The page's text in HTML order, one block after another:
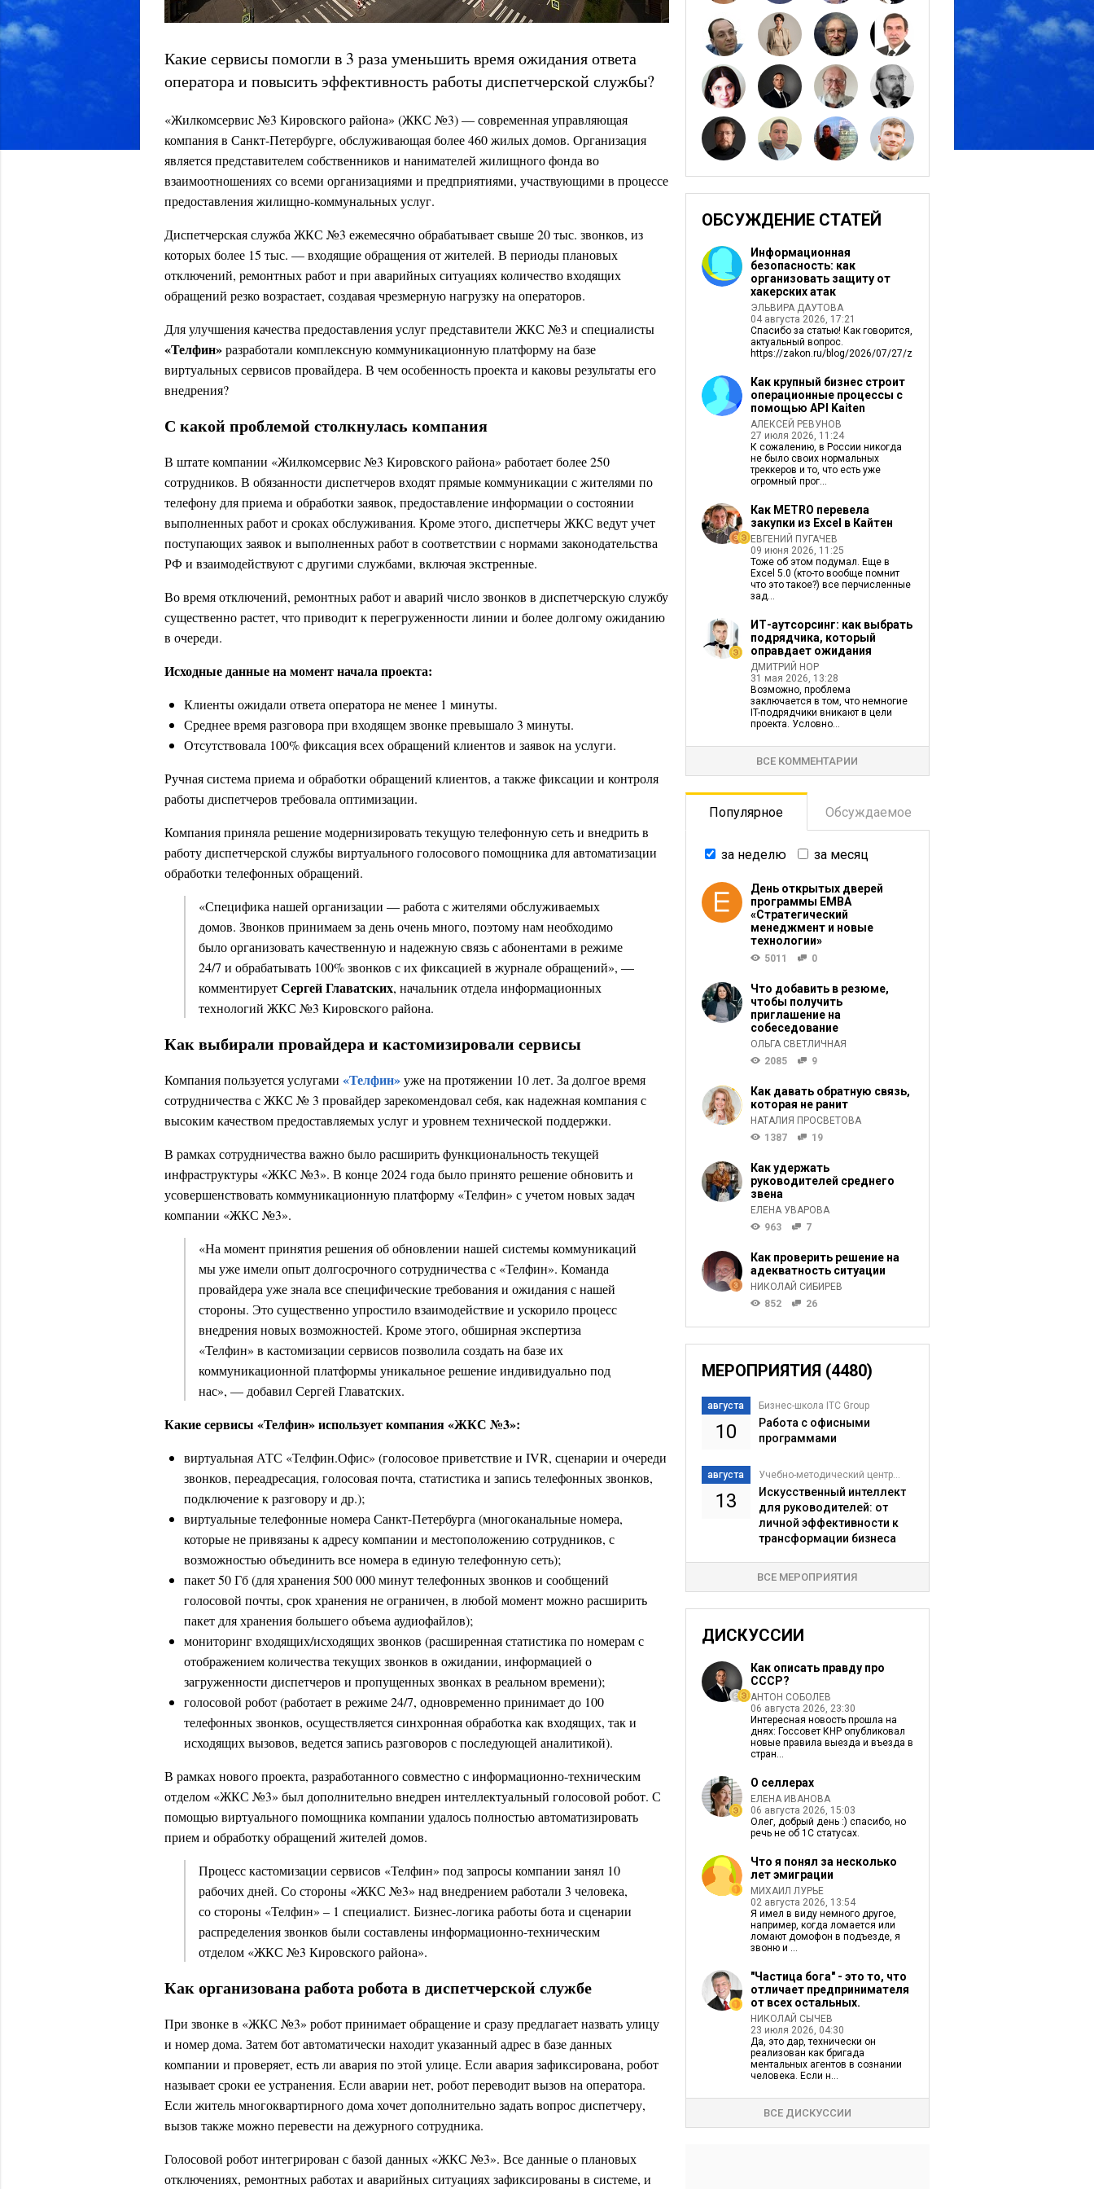
Какие сервисы помогли в 3 раза уменьшить время ожидания ответа
оператора и повысить эффективность работы диспетчерской службы?
«Жилкомсервис №3 Кировского района» (ЖКС №3) — современная управляющая
компания в Санкт-Петербурге, обслуживающая более 460 жилых домов. Организация
является представителем собственников и нанимателей жилищного фонда во
взаимоотношениях со всеми организациями и предприятиями, участвующими в процессе
предоставления жилищно-коммунальных услуг.
Диспетчерская служба ЖКС №3 ежемесячно обрабатывает свыше 20 тыс. звонков, из
которых более 15 тыс. — входящие обращения от жителей. В периоды плановых
отключений, ремонтных работ и при аварийных ситуациях количество входящих
обращений резко возрастает, создавая чрезмерную нагрузку на операторов.
Для улучшения качества предоставления услуг представители ЖКС №3 и специалисты
«Телфин»разработали комплексную коммуникационную платформу на базе
виртуальных сервисов провайдера. В чем особенность проекта и каковы результаты его
внедрения?
С какой проблемой столкнулась компания
В штате компании «Жилкомсервис №3 Кировского района» работает более 250
сотрудников. В обязанности диспетчеров входят прямые коммуникации с жителями по
телефону для приема и обработки заявок, предоставление информации о состоянии
выполненных работ и сроках обслуживания. Кроме этого, диспетчеры ЖКС ведут учет
поступающих заявок и выполненных работ в соответствии с нормами законодательства
РФ и взаимодействуют с другими службами, включая экстренные.
Во время отключений, ремонтных работ и аварий число звонков в диспетчерскую службу
существенно растет, что приводит к перегруженности линии и более долгому ожиданию
в очереди.
Исходные данные на момент начала проекта:
Клиенты ожидали ответа оператора не менее 1 минуты.
Среднее время разговора при входящем звонке превышало 3 минуты.
Отсутствовала 100% фиксация всех обращений клиентов и заявок на услуги.
Ручная система приема и обработки обращений клиентов, а также фиксации и контроля
работы диспетчеров требовала оптимизации.
Компания приняла решение модернизировать текущую телефонную сеть и внедрить в
работу диспетчерской службы виртуального голосового помощника для автоматизации
обработки телефонных обращений.
«Специфика нашей организации — работа с жителями обслуживаемых
домов. Звонков принимаем за день очень много, поэтому нам необходимо
было организовать качественную и надежную связь с абонентами в режиме
24/7 и обрабатывать 100% звонков с их фиксацией в журнале обращений», —
комментируетСергей Главатских, начальник отдела информационных
технологий ЖКС №3 Кировского района.
Как выбирали провайдера и кастомизировали сервисы
Компания пользуется услугами «Телфин»уже на протяжении 10 лет. За долгое время
сотрудничества с ЖКС № 3 провайдер зарекомендовал себя, как надежная компания с
высоким качеством предоставляемых услуг и уровнем технической поддержки.
В рамках сотрудничества важно было расширить функциональность текущей
инфраструктуры «ЖКС №3». В конце 2024 года было принято решение обновить и
усовершенствовать коммуникационную платформу «Телфин» с учетом новых задач
компании «ЖКС №3».
«На момент принятия решения об обновлении нашей системы коммуникаций
мы уже имели опыт долгосрочного сотрудничества с «Телфин». Команда
провайдера уже знала все специфические требования и ожидания с нашей
стороны. Это существенно упростило взаимодействие и ускорило процесс
внедрения новых возможностей. Кроме этого, обширная экспертиза
«Телфин» в кастомизации сервисов позволила создать на базе их
коммуникационной платформы уникальное решение индивидуально под
нас», — добавил Сергей Главатских.
Какие сервисы «Телфин» использует компания «ЖКС №3»:
виртуальная АТС «Телфин.Офис» (голосовое приветствие и IVR, сценарии и очереди
звонков, переадресация, голосовая почта, статистика и запись телефонных звонков,
подключение к разговору и др.);
виртуальные телефонные номера Санкт-Петербурга (многоканальные номера,
которые не привязаны к адресу компании и местоположению сотрудников, с
возможностью объединить все номера в единую телефонную сеть);
пакет 50 Гб (для хранения 500 000 минут телефонных звонков и сообщений
голосовой почты, срок хранения не ограничен, в любой момент можно расширить
пакет для хранения большего объема аудиофайлов);
мониторинг входящих/исходящих звонков (расширенная статистика по номерам с
отображением количества текущих звонков в ожидании, информацией о
загруженности диспетчеров и пропущенных звонках в реальном времени);
голосовой робот (работает в режиме 24/7, одновременно принимает до 100
телефонных звонков, осуществляется синхронная обработка как входящих, так и
исходящих вызовов, ведется запись разговоров с последующей аналитикой).
В рамках нового проекта, разработанного совместно с информационно-техническим
отделом «ЖКС №3» был дополнительно внедрен интеллектуальный голосовой робот. С
помощью виртуального помощника компании удалось полностью автоматизировать
прием и обработку обращений жителей домов.
Процесс кастомизации сервисов «Телфин» под запросы компании занял 10
рабочих дней. Со стороны «ЖКС №3» над внедрением работали 3 человека,
со стороны «Телфин» – 1 специалист. Бизнес-логика работы бота и сценарии
распределения звонков были составлены информационно-техническим
отделом «ЖКС №3 Кировского района».
Как организована работа робота в диспетчерской службе
При звонке в «ЖКС №3» робот принимает обращение и сразу предлагает назвать улицу
и номер дома. Затем бот автоматически находит указанный адрес в базе данных
компании и проверяет, есть ли авария по этой улице. Если авария зафиксирована, робот
называет сроки ее устранения. Если аварии нет, робот переводит вызов на оператора.
Если житель многоквартирного дома хочет дополнительно задать вопрос диспетчеру,
вызов также можно перевести на дежурного сотрудника.
Голосовой робот интегрирован с базой данных «ЖКС №3». Все данные о плановых
отключениях, ремонтных работах и аварийных ситуациях зафиксированы в системе, и
ОБСУЖДЕНИЕ СТАТЕЙ
Информационная
безопасность: как
организовать защиту от
хакерских атак
ЭЛЬВИРА ДАУТОВА
04 августа 2026, 17:21
Спасибо за статью! Как говорится,
актуальный вопрос.
https://zakon.ru/blog/2026/07/27/zagruzil_v_...
Как крупный бизнес строит
операционные процессы с
помощью API Kaiten
АЛЕКСЕЙ РЕВУНОВ
27 июля 2026, 11:24
К сожалению, в России никогда
не было своих нормальных
треккеров и то, что есть уже
огромный прог...
Как METRO перевела
закупки из Excel в Кайтен
ЕВГЕНИЙ ПУГАЧЕВ
09 июня 2026, 11:25
Тоже об этом подумал. Еще в
Excel 5.0 (кто-то вообще помнит
что это такое?) все перчисленные
зад...
ИТ-аутсорсинг: как выбрать
подрядчика, который
оправдает ожидания
ДМИТРИЙ НОР
31 мая 2026, 13:28
Возможно, проблема
заключается в том, что немногие
IT-подрядчики вникают в цели
проекта. Условно...
ВСЕ КОММЕНТАРИИ
Популярное Обсуждаемое
за неделю за месяц
День открытых дверей
программы ЕМВА
«Стратегический
менеджмент и новые
технологии»
5011 0
Что добавить в резюме,
чтобы получить
приглашение на
собеседование
ОЛЬГА СВЕТЛИЧНАЯ
2085
9
Как давать обратную связь,
которая не ранит
НАТАЛИЯ ПРОСВЕТОВА
1387
19
Как удержать
руководителей среднего
звена
ЕЛЕНА УВАРОВА
963
7
Как проверить решение на
адекватность ситуации
НИКОЛАЙ СИБИРЕВ
852
26
МЕРОПРИЯТИЯ (4480)
августа
10
Бизнес-школа ITC Group
Работа с офисными
программами
августа
13
Учебно-методический центр...
Искусственный интеллект
для руководителей: от
личной эффективности к
трансформации бизнеса
ВСЕ МЕРОПРИЯТИЯ
ДИСКУССИИ
Как описать правду про
СССР?
АНТОН СОБОЛЕВ
06 августа 2026, 23:30
Интересная новость прошла на
днях: Госсовет КНР опубликовал
новые правила выезда и въезда в
стран...
О селлерах
ЕЛЕНА ИВАНОВА
06 августа 2026, 15:03
Олег, добрый день :) спасибо, но
речь не об 1С статусах.
Что я понял за несколько
лет эмиграции
МИХАИЛ ЛУРЬЕ
02 августа 2026, 13:54
Я имел в виду немного другое,
например, когда ломается или
ломают домофон в подъезде, я
звоню и ...
"Частица бога" - это то, что
отличает предпринимателя
от всех остальных.
НИКОЛАЙ СЫЧЕВ
23 июля 2026, 04:30
Да, это дар, технически он
реализован как бригада
ментальных агентов в сознании
человека. Если н...
ВСЕ ДИСКУССИИ